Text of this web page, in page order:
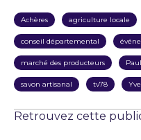
Achères agriculture locale
conseil départemental
marché des producteurs
savon artisanal tv78
Retrouvez cette